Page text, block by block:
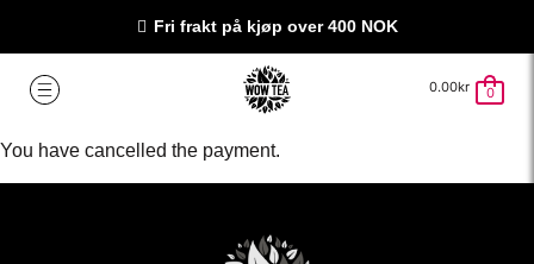
Fri frakt på kjøp over 400 NOK
0.00kr 0
You have cancelled the payment.